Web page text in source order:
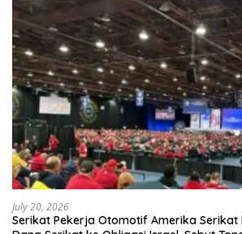
July 20, 2026
Serikat Pekerja Otomotif Amerika Serikat